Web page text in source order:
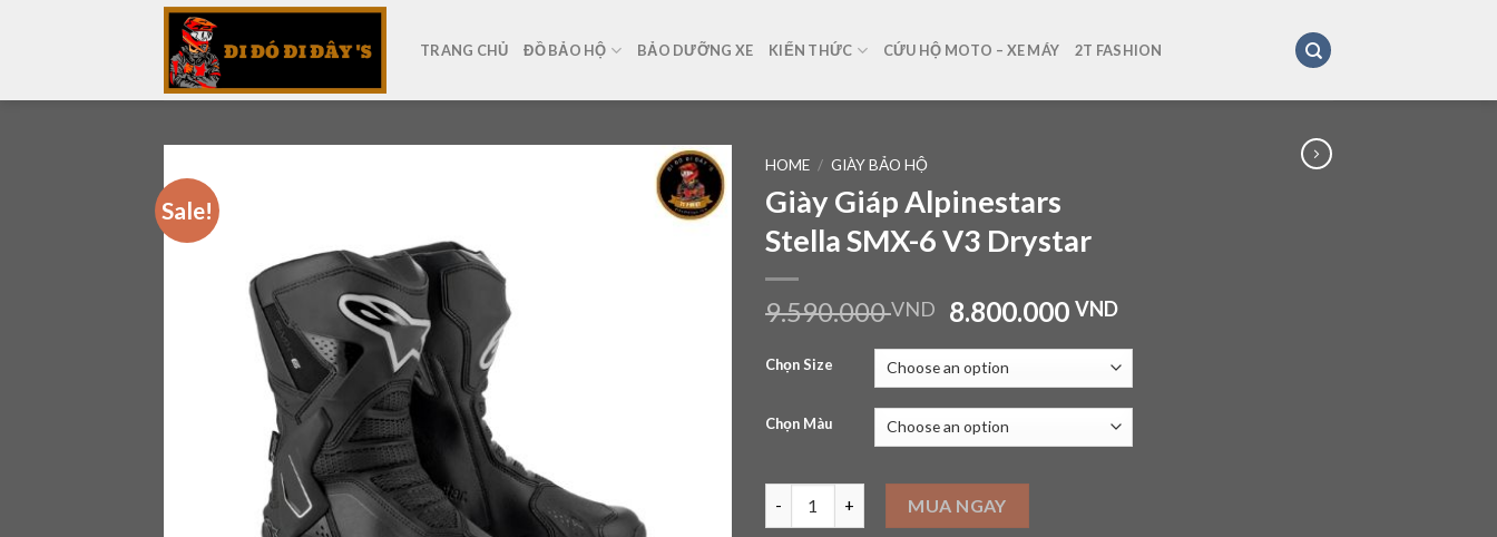
TRANG CHỦ ĐỒ BẢO HỘ BẢO DƯỠNG XE KIẾN THỨC CỨU HỘ MOTO – XE MÁY 2T FASHION
Sale!
Add to
HOME / GIÀY BẢO HỘ
Giày Giáp Alpinestars
Stella SMX-6 V3 Drystar
9.590.000VND 8.800.000VND
Chọn Size
Chọn Màu
MUA NGAY